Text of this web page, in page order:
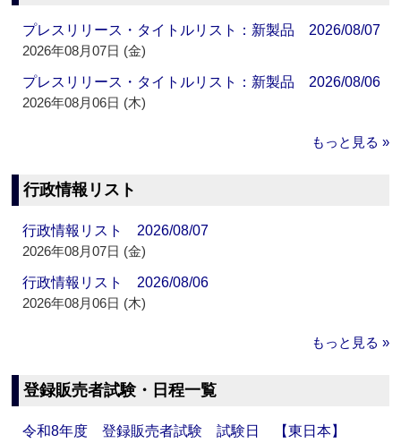
プレスリリース・タイトルリスト：新製品 2026/08/07
2026年08月07日 (金)
プレスリリース・タイトルリスト：新製品 2026/08/06
2026年08月06日 (木)
もっと見る »
行政情報リスト
行政情報リスト 2026/08/07
2026年08月07日 (金)
行政情報リスト 2026/08/06
2026年08月06日 (木)
もっと見る »
登録販売者試験・日程一覧
令和8年度 登録販売者試験 試験日 【東日本】